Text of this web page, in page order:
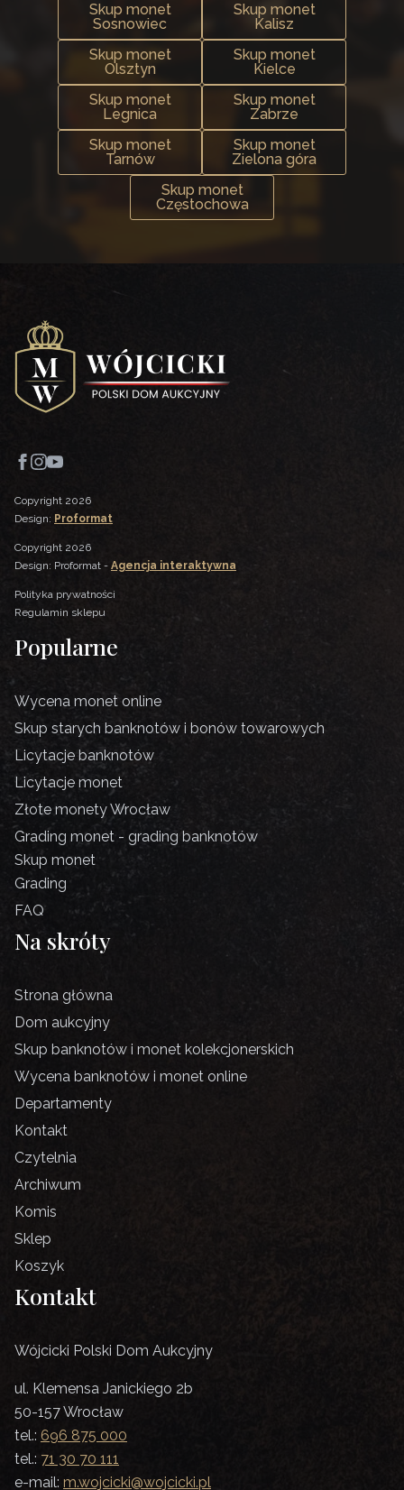
Skup monet
Sosnowiec
Skup monet
Kalisz
Skup monet
Olsztyn
Skup monet
Kielce
Skup monet
Legnica
Skup monet
Zabrze
Skup monet
Tarnów
Skup monet
Zielona góra
Skup monet
Częstochowa
Copyright 2026
Design: Proformat
Copyright 2026
Design: Proformat - Agencja interaktywna
Polityka prywatności
Regulamin sklepu
Popularne
Wycena monet online
Skup starych banknotów i bonów towarowych
Licytacje banknotów
Licytacje monet
Złote monety Wrocław
Grading monet - grading banknotów
Skup monet
Grading
FAQ
Na skróty
Strona główna
Dom aukcyjny
Skup banknotów i monet kolekcjonerskich
Wycena banknotów i monet online
Departamenty
Kontakt
Czytelnia
Archiwum
Komis
Sklep
Koszyk
Kontakt
Wójcicki Polski Dom Aukcyjny
ul. Klemensa Janickiego 2b
50-157 Wrocław
tel.: 696 875 000
tel.: 71 30 70 111
e-mail: m.wojcicki@wojcicki.pl